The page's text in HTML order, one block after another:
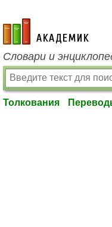
academic.ru
Словари и
Толкования